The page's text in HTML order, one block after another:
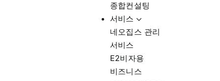
종합컨설팅
서비스
네오집스 관리
서비스
E2비자용
비즈니스